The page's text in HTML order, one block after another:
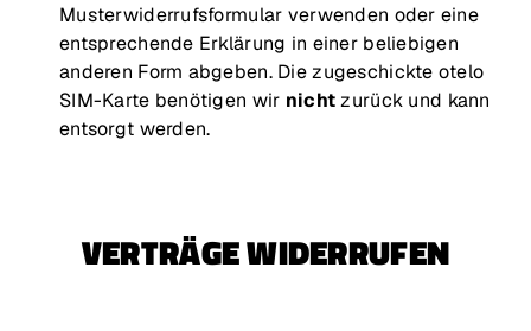
Musterwiderrufsformular verwenden oder eine
entsprechende Erklärung in einer beliebigen
anderen Form abgeben. Die zugeschickte otelo
SIM-Karte benötigen wir nichtzurück und kann
entsorgt werden.
VERTRÄGE WIDERRUFEN